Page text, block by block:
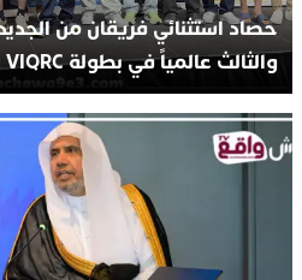
حصاد استثنائي فريقان من
والثالث عالمياً في بطولة VIQRC بالتشيك